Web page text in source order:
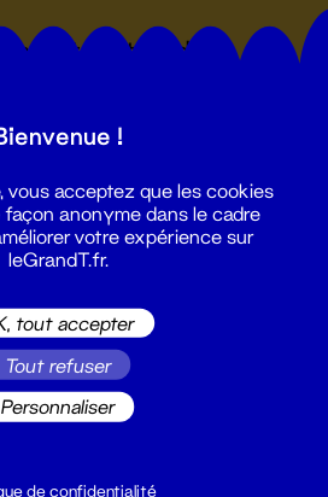
actualités du
!
vous acceptez que les cookies
anonyme dans le cadre
votre expérience sur
leGrandT.fr.
tout accepter
Tout refuser
Personnaliser
de confidentialité